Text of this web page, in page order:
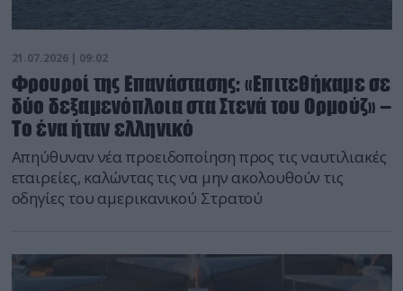
21.07.2026 | 09:02
Φρουροί της Επανάστασης: «Επιτεθήκαμε σε
δύο δεξαμενόπλοια στα Στενά του Ορμούζ» –
Το ένα ήταν ελληνικό
Απηύθυναν νέα προειδοποίηση προς τις ναυτιλιακές
εταιρείες, καλώντας τις να μην ακολουθούν τις
οδηγίες του αμερικανικού Στρατού